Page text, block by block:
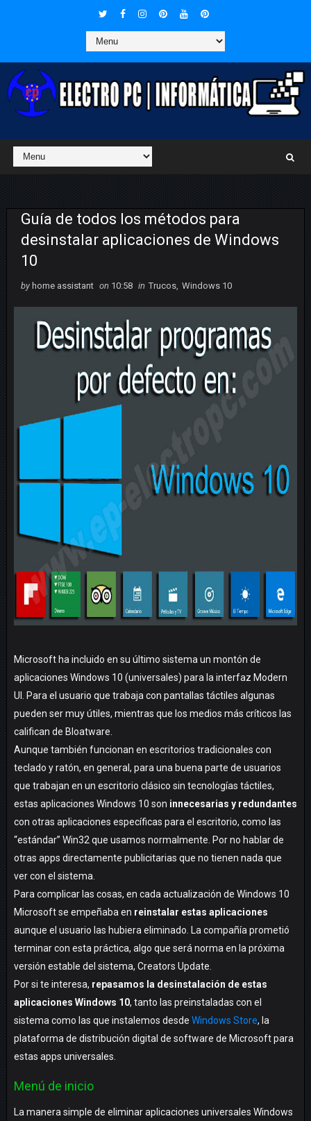
Guía de todos los métodos para
desinstalar aplicaciones de Windows
10
by home assistant on 10:58 in Trucos, Windows 10
Microsoft ha incluido en su último sistema un montón de
aplicaciones Windows 10 (universales) para la interfaz Modern
UI. Para el usuario que trabaja con pantallas táctiles algunas
pueden ser muy útiles, mientras que los medios más críticos las
califican de Bloatware.
Aunque también funcionan en escritorios tradicionales con
teclado y ratón, en general, para una buena parte de usuarios
que trabajan en un escritorio clásico sin tecnologías táctiles,
estas aplicaciones Windows 10 son innecesarias y redundantes
con otras aplicaciones específicas para el escritorio, como las
“estándar” Win32 que usamos normalmente. Por no hablar de
otras apps directamente publicitarias que no tienen nada que
ver con el sistema.
Para complicar las cosas, en cada actualización de Windows 10
Microsoft se empeñaba en reinstalar estas aplicaciones
aunque el usuario las hubiera eliminado. La compañía prometió
terminar con esta práctica, algo que será norma en la próxima
versión estable del sistema, Creators Update.
Por si te interesa, repasamos la desinstalación de estas
aplicaciones Windows 10, tanto las preinstaladas con el
sistema como las que instalemos desde Windows Store, la
plataforma de distribución digital de software de Microsoft para
estas apps universales.
Menú de inicio
La manera simple de eliminar aplicaciones universales Windows